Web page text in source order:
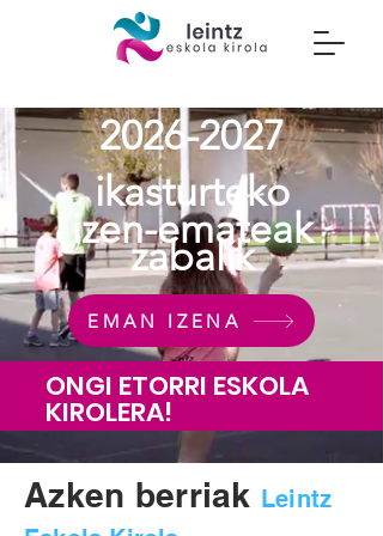
2026-2027
ikasturteko
izen-emateak
zabalik
EMAN IZENA
ONGI ETORRI ESKOLA
KIROLERA!
Azken berriak Leintz